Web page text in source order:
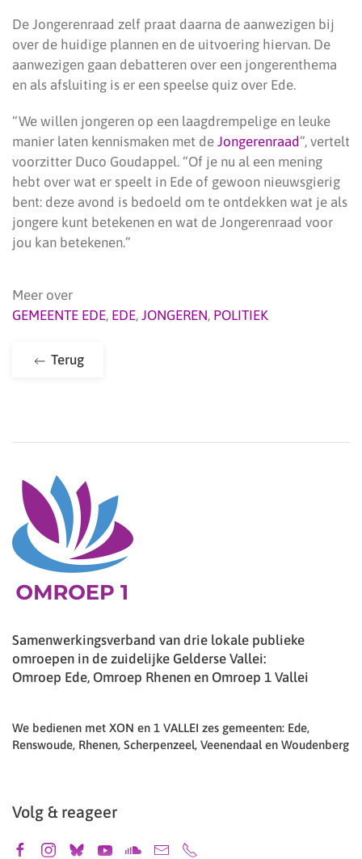
De Jongerenraad zelf praat daarna de aanwezigen bij
over de huidige plannen en de uitvoering hiervan. De
aanwezigen gaan debatteren over een jongerenthema
en als afsluiting is er een speelse quiz over Ede.
“We willen jongeren op een laagdrempelige en leuke
manier laten kennismaken met de Jongerenraad”, vertelt
voorzitter Duco Goudappel. “Of je nu al een mening
hebt over wat er speelt in Ede of gewoon nieuwsgierig
bent: deze avond is bedoeld om te ontdekken wat je als
jongere kunt betekenen en wat de Jongerenraad voor
jou kan betekenen.”
Meer over
GEMEENTE EDE, EDE, JONGEREN, POLITIEK
Terug
Samenwerkingsverband van drie lokale publieke
omroepen in de zuidelijke Gelderse Vallei:
Omroep Ede, Omroep Rhenen en Omroep 1 Vallei
We bedienen met XON en 1 VALLEI zes gemeenten: Ede,
Renswoude, Rhenen, Scherpenzeel, Veenendaal en Woudenberg
Volg & reageer